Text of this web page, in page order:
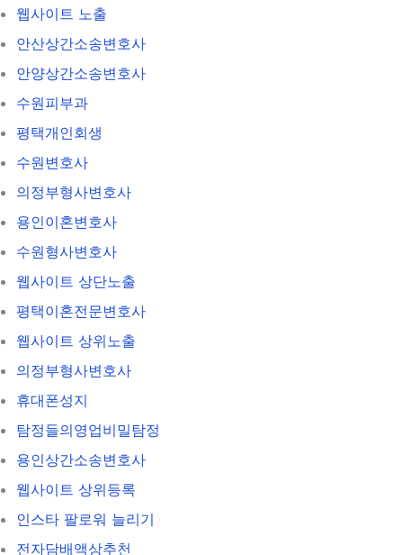
웹사이트 노출
안산상간소송변호사
안양상간소송변호사
수원피부과
평택개인회생
수원변호사
의정부형사변호사
용인이혼변호사
수원형사변호사
웹사이트 상단노출
평택이혼전문변호사
웹사이트 상위노출
의정부형사변호사
휴대폰성지
탐정들의영업비밀탐정
용인상간소송변호사
웹사이트 상위등록
인스타 팔로워 늘리기
전자담배액상추천